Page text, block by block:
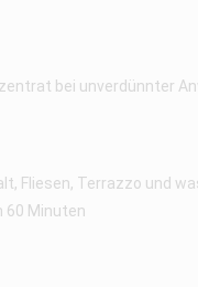
bei unverdünnter
Fliesen, Terrazzo und
60 Minuten